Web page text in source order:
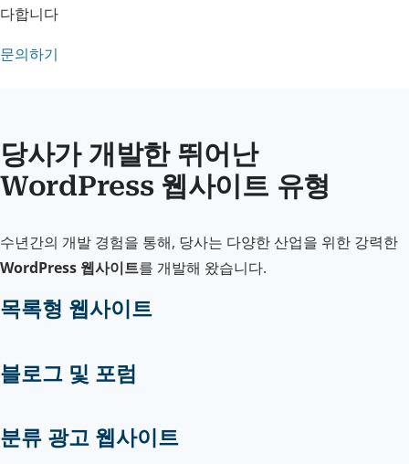
다합니다
문의하기
당사가 개발한 뛰어난
WordPress 웹사이트 유형
수년간의 개발 경험을 통해, 당사는 다양한 산업을 위한 강력한
WordPress 웹사이트를 개발해 왔습니다.
목록형 웹사이트
블로그 및 포럼
분류 광고 웹사이트